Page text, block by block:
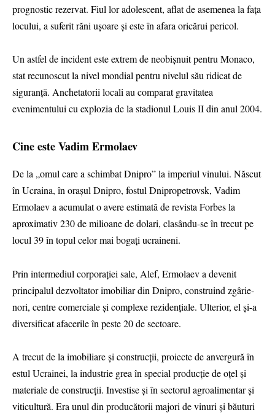
prognostic rezervat. Fiul lor adolescent, aflat de asemenea la fața
locului, a suferit răni ușoare și este în afara oricărui pericol.
Un astfel de incident este extrem de neobișnuit pentru Monaco,
stat recunoscut la nivel mondial pentru nivelul său ridicat de
siguranță. Anchetatorii locali au comparat gravitatea
evenimentului cu explozia de la stadionul Louis II din anul 2004.
Cine este Vadim Ermolaev
De la „omul care a schimbat Dnipro” la imperiul vinului. Născut
în Ucraina, în orașul Dnipro, fostul Dnipropetrovsk, Vadim
Ermolaev a acumulat o avere estimată de revista Forbes la
aproximativ 230 de milioane de dolari, clasându-se în trecut pe
locul 39 în topul celor mai bogați ucraineni.
Prin intermediul corporației sale, Alef, Ermolaev a devenit
principalul dezvoltator imobiliar din Dnipro, construind zgârie-
nori, centre comerciale și complexe rezidențiale. Ulterior, el și-a
diversificat afacerile în peste 20 de sectoare.
A trecut de la imobiliare și construcții, proiecte de anvergură în
estul Ucrainei, la industrie grea în special producție de oțel și
materiale de construcții. Investise și în sectorul agroalimentar și
viticultură. Era unul din producătorii majori de vinuri și băuturi